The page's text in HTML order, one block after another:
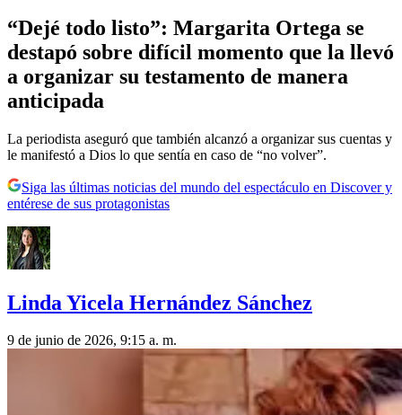
“Dejé todo listo”: Margarita Ortega se
destapó sobre difícil momento que la llevó
a organizar su testamento de manera
anticipada
La periodista aseguró que también alcanzó a organizar sus cuentas y
le manifestó a Dios lo que sentía en caso de “no volver”.
Siga las últimas noticias del mundo del espectáculo en Discover y
entérese de sus protagonistas
Linda Yicela Hernández Sánchez
9 de junio de 2026, 9:15 a. m.